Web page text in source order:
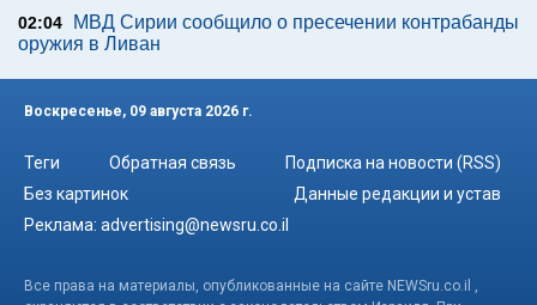
02:04
МВД Сирии сообщило о пресечении контрабанды
оружия в Ливан
Воскресенье, 09 августа 2026 г.
Теги Обратная связь
Подписка на новости (RSS)
Без картинок
Данные редакции и устав
Реклама: advertising@newsru.co.il
Все права на материалы, опубликованные на сайте NEWSru.co.il ,